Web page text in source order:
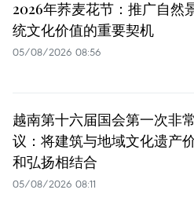
2026年荞麦花节：推广自然
统文化价值的重要契机
05/08/2026 08:56
越南第十六届国会第一次非
议：将建筑与地域文化遗产
和弘扬相结合
05/08/2026 08:11